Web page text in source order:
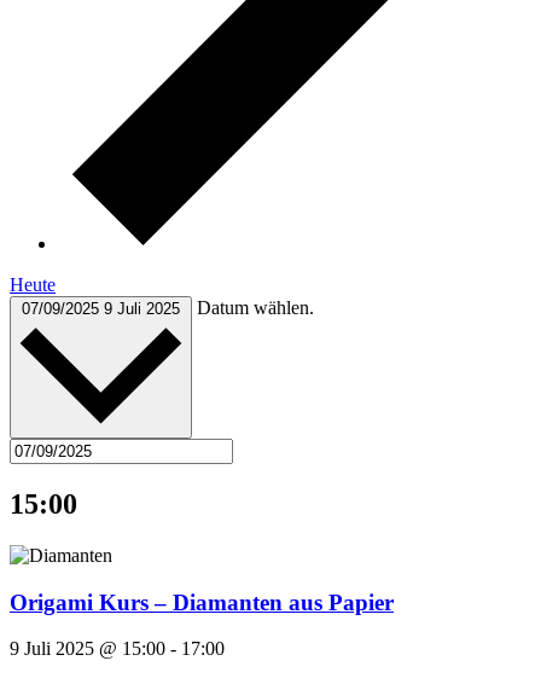
Heute
07/09/2025 9 Juli 2025 Datum wählen.
15:00
Origami Kurs – Diamanten aus Papier
9 Juli 2025 @ 15:00 - 17:00